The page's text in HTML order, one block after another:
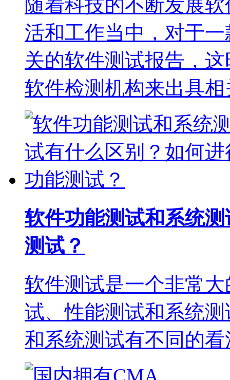
随着科技的不断发展
活和工作当中，对于
关的软件测试报告，
软件检测机构来出具
软件功能测试和系统
测试？
软件测试是一个非常
试、性能测试和系统
和系统测试有不同的看